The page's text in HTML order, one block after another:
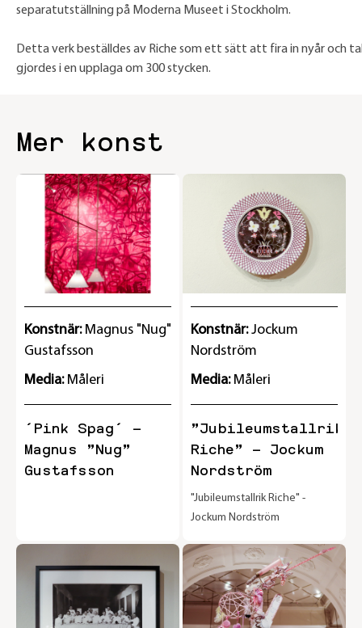
separatutställning på Moderna Museet i Stockholm.
Detta verk beställdes av Riche som ett sätt att fira in nyår och
gjordes i en upplaga om 300 stycken.
Mer konst
Konstnär: Magnus "Nug"
Gustafsson
Media: Måleri
´Pink Spag´ –
Magnus ”Nug”
Gustafsson
Konstnär:Jockum
Nordström
Media: Måleri
”Jubileumstallrik
Riche” – Jockum
Nordström
"Jubileumstallrik Riche" -
Jockum Nordström